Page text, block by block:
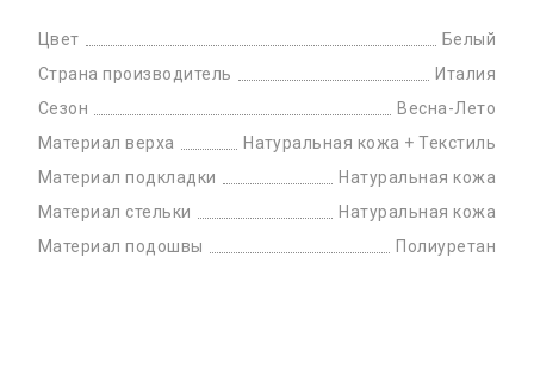
Цвет
Белый
Страна производитель
Италия
Сезон
Весна-Лето
Материал верха
Натуральная кожа + Текстиль
Материал подкладки
Натуральная кожа
Материал стельки
Натуральная кожа
Материал подошвы
Полиуретан